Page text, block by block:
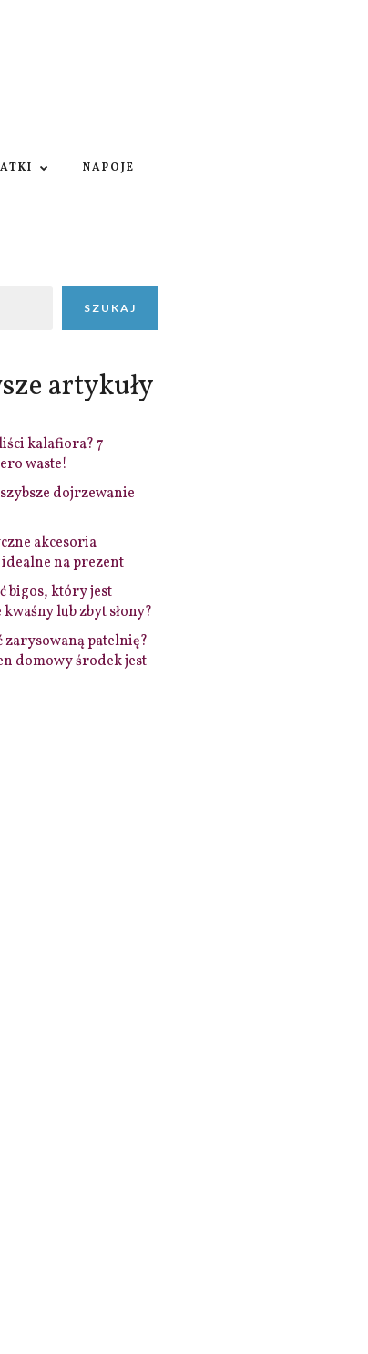
NAPOJE
SZUKAJ
artykuły
kalafiora? 7
waste!
dojrzewanie
akcesoria
na prezent
bigos, który jest
lub zbyt słony?
zarysowaną patelnię?
domowy środek jest